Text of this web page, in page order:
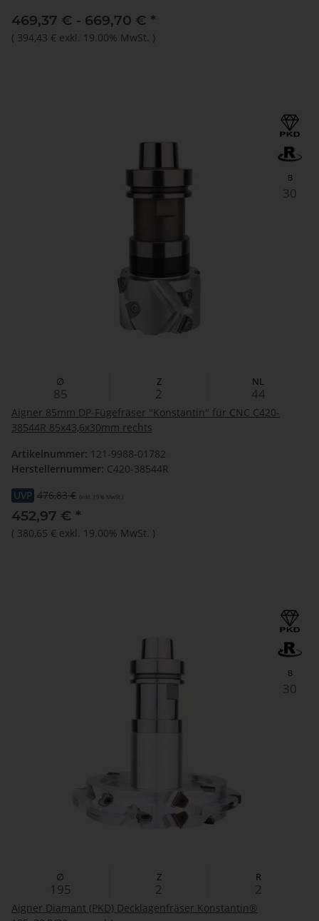
469,37 € - 669,70 € *
( 394,43 € exkl. 19.00% MwSt. )
∅
85
Z
2
NL
44
B
30
Aigner 85mm DP-Fügefräser "Konstantin" für CNC C420-
38544R 85x43,6x30mm rechts
Artikelnummer: 121-9988-01782
Herstellernummer: C420-38544R
UVP 476,83 € (inkl. 19% MwSt.)
452,97 € *
( 380,65 € exkl. 19.00% MwSt. )
∅
195
Z
2
R
2
B
30
Aigner Diamant (PKD) Decklagenfräser Konstantin®